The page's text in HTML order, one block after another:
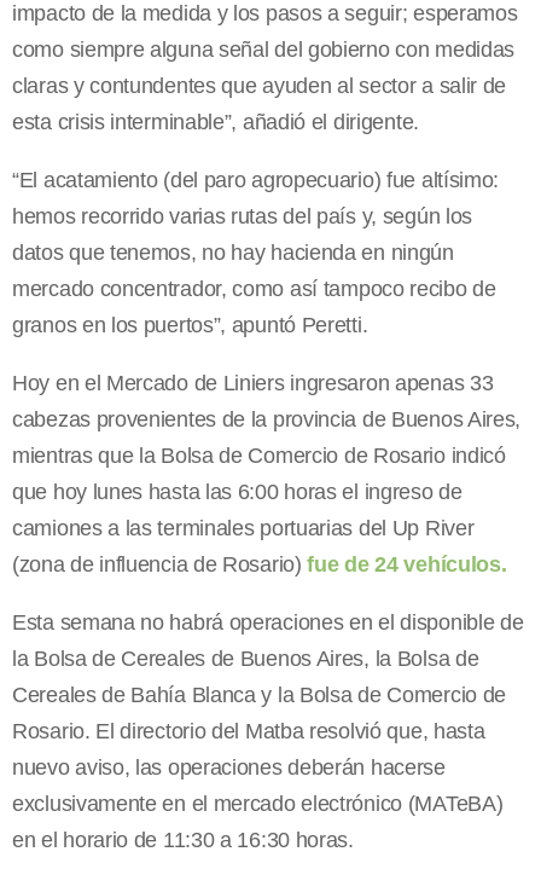
impacto de la medida y los pasos a seguir; esperamos
como siempre alguna señal del gobierno con medidas
claras y contundentes que ayuden al sector a salir de
esta crisis interminable”, añadió el dirigente.
“El acatamiento (del paro agropecuario) fue altísimo:
hemos recorrido varias rutas del país y, según los
datos que tenemos, no hay hacienda en ningún
mercado concentrador, como así tampoco recibo de
granos en los puertos”, apuntó Peretti.
Hoy en el Mercado de Liniers ingresaron apenas 33
cabezas provenientes de la provincia de Buenos Aires,
mientras que la Bolsa de Comercio de Rosario indicó
que hoy lunes hasta las 6:00 horas el ingreso de
camiones a las terminales portuarias del Up River
(zona de influencia de Rosario)fue de 24 vehículos.
Esta semana no habrá operaciones en el disponible de
la Bolsa de Cereales de Buenos Aires, la Bolsa de
Cereales de Bahía Blanca y la Bolsa de Comercio de
Rosario. El directorio del Matba resolvió que, hasta
nuevo aviso, las operaciones deberán hacerse
exclusivamente en el mercado electrónico (MATeBA)
en el horario de 11:30 a 16:30 horas.